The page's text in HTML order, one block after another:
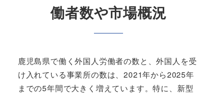
働者数や市場概況
鹿児島県で働く外国人労働者の数と、外国人を受
け入れている事業所の数は、2021年から2025年
までの5年間で大きく増えています。特に、新型